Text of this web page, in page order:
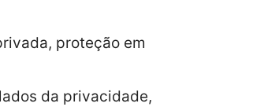
proteção em
da privacidade,